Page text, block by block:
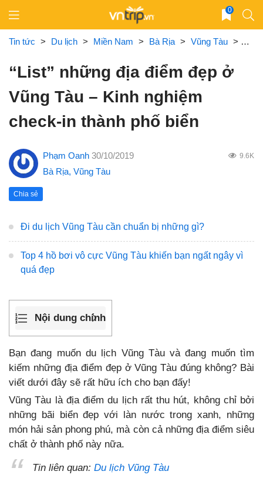
content
0
Tin tức > Du lịch > Miền Nam > Bà Rịa > Vũng Tàu >
“List” những địa điểm đẹp ở
Vũng Tàu – Kinh nghiệm
check-in thành phố biển
Phạm Oanh 30/10/2019 9.6K
Bà Rịa, Vũng Tàu
Chia sẻ
Đi du lịch Vũng Tàu cần chuẩn bị những gì?
Top 4 hồ bơi vô cực Vũng Tàu khiến bạn ngất ngây vì
quá đẹp
Nội dung chính
Bạn đang muốn du lịch Vũng Tàu và đang muốn tìm
kiếm những địa điểm đẹp ở Vũng Tàu đúng không? Bài
viết dưới đây sẽ rất hữu ích cho bạn đấy!
Vũng Tàu là địa điểm du lịch rất thu hút, không chỉ bởi
những bãi biển đẹp với làn nước trong xanh, những
món hải sản phong phú, mà còn cả những địa điểm siêu
chất ở thành phố này nữa.
Tin liên quan: Du lịch Vũng Tàu